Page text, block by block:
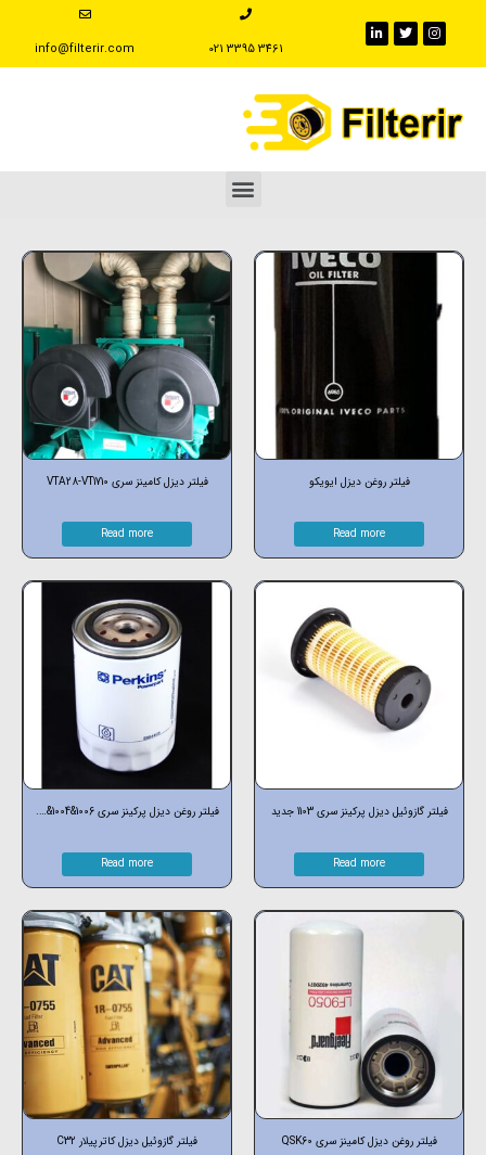
‪021 3395 3461
info@filterir.com
فیلتر روغن دیزل ایویکو
Read more
فیلتر دیزل کامینز سری VTA28-VT1710
Read more
فیلتر گازوئیل دیزل پرکینز سری 1103 جدید
Read more
فیلتر روغن دیزل پرکینز سری 1006&1004&….
Read more
فیلتر روغن دیزل کامینز سری QSK60 فیلتر گازوئیل دیزل کاترپیلار C32